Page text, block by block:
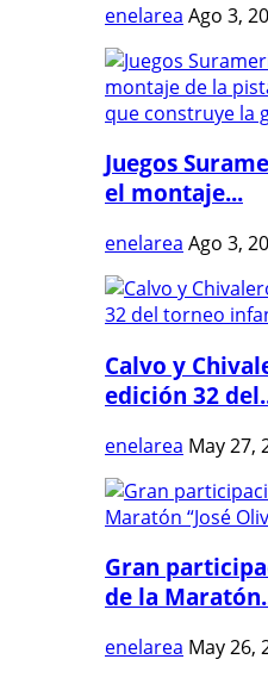
enelarea Ago 3,
Juegos
el montaje...
enelarea Ago 3,
Calvo y
edición 32
enelarea May 27,
Gran
de la
enelarea May 26,